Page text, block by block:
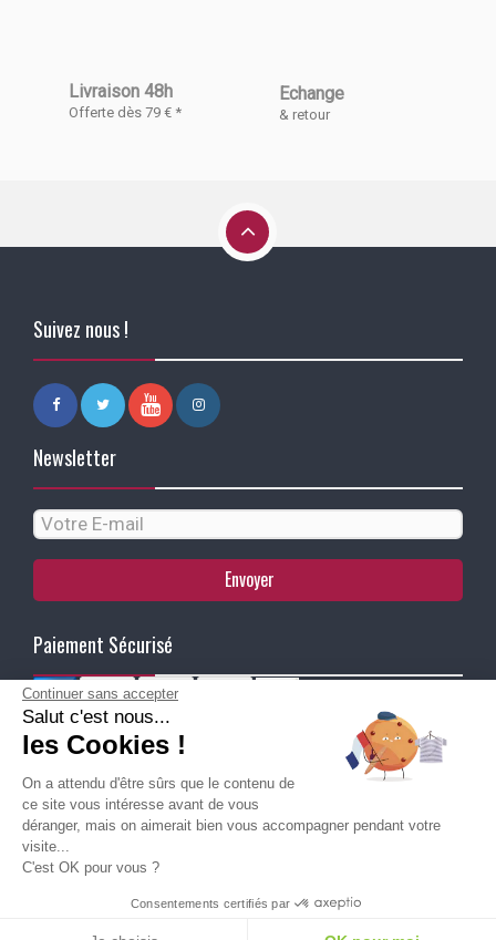
Besoin d'aide pour choisir une
taille ou une pointure ?
Livraison 48h
Offerte dès 79 € *
Echange
& retour
Suivez nous !
Newsletter
Envoyer
Paiement Sécurisé
Ma Livraison
Continuer sans accepter
Salut c'est nous...
les Cookies !
On a attendu d'être sûrs que le contenu de
ce site vous intéresse avant de vous
déranger, mais on aimerait bien vous accompagner pendant votre
visite...
C'est OK pour vous ?
Consentements certifiés par